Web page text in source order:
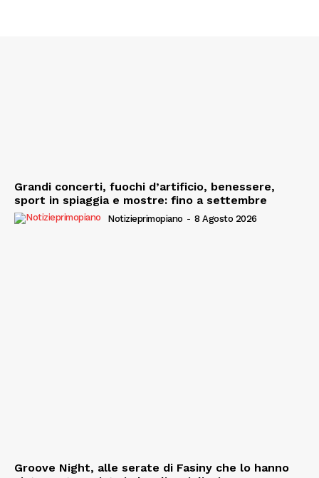
Grandi concerti, fuochi d’artificio, benessere,
sport in spiaggia e mostre: fino a settembre
Notizieprimopiano - 8 Agosto 2026
Groove Night, alle serate di Fasiny che lo hanno